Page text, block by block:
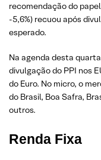
recomendação do
-5,6%) recuou após
esperado.
Na agenda desta
divulgação do PPI nos
do Euro. No micro, o
do Brasil, Boa Safra,
outros.
Renda Fixa